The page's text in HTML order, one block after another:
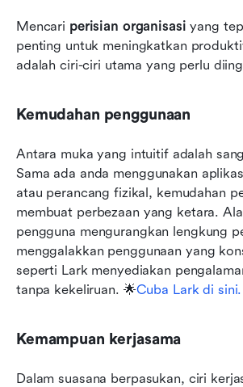
Mencari perisian organisasi yang
penting untuk meningkatkan
adalah ciri-ciri utama yang perlu
Kemudahan penggunaan
Antara muka yang intuitif adalah
Sama ada anda menggunakan
atau perancang fizikal, kemudahan
membuat perbezaan yang ketara.
pengguna mengurangkan lengkung
menggalakkan penggunaan yang
seperti Lark menyediakan
tanpa kekeliruan. 🌟Cuba Lark di sini.
Kemampuan kerjasama
Dalam suasana berpasukan, ciri